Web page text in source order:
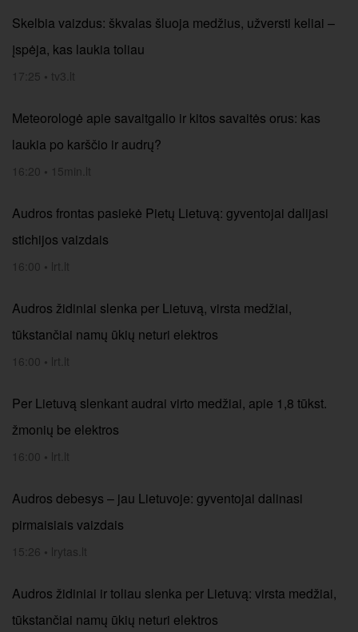
Skelbia vaizdus: škvalas šluoja medžius, užversti keliai –
įspėja, kas laukia toliau
17:25 • tv3.lt
Meteorologė apie savaitgalio ir kitos savaitės orus: kas
laukia po karščio ir audrų?
16:20 • 15min.lt
Audros frontas pasiekė Pietų Lietuvą: gyventojai dalijasi
stichijos vaizdais
16:00 • lrt.lt
Audros židiniai slenka per Lietuvą, virsta medžiai,
tūkstančiai namų ūkių neturi elektros
16:00 • lrt.lt
Per Lietuvą slenkant audrai virto medžiai, apie 1,8 tūkst.
žmonių be elektros
16:00 • lrt.lt
Audros debesys – jau Lietuvoje: gyventojai dalinasi
pirmaisiais vaizdais
15:26 • lrytas.lt
Audros židiniai ir toliau slenka per Lietuvą: virsta medžiai,
tūkstančiai namų ūkių neturi elektros